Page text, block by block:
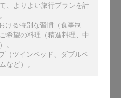
、よりよい旅行プランを計
ける特別な習慣（食事制
希望の料理（精進料理、中
。
（ツインベッド、ダブルベ
など）。